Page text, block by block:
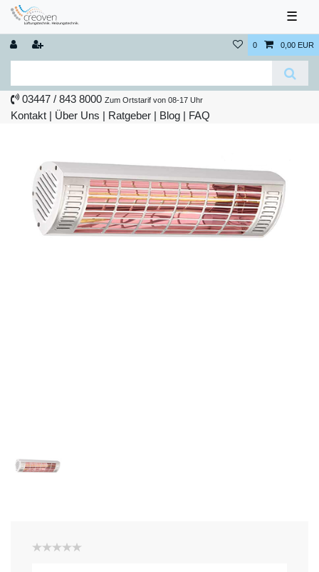
☰
0 0,00 EUR
03447 / 843 8000 Zum Ortstarif von 08-17 Uhr
Kontakt | Über Uns | Ratgeber | Blog | FAQ